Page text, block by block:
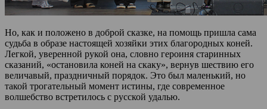
Но, как и положено в доброй сказке, на помощь пришла сама
судьба в образе настоящей хозяйки этих благородных коней.
Легкой, уверенной рукой она, словно героиня старинных
сказаний, «остановила коней на скаку», вернув шествию его
величавый, праздничный порядок. Это был маленький, но
такой трогательный момент истины, где современное
волшебство встретилось с русской удалью.